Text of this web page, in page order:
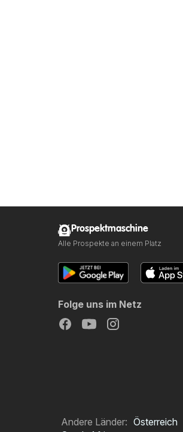
Prospektmaschine
Alle Prospekte an einem Platz
Folge uns im Netz
Andere Länder: Österreich